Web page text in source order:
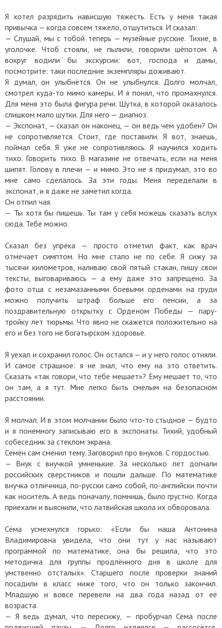
Я хотел разрядить нависшую тяжесть. Есть у меня такая
привычка — когда совсем тяжело, отшутиться. И сказал:
— Слушай, мы с тобой теперь — музейные русские. Тихие, в
уголочке. Чтоб стояли, не пылили, говорили шёпотом. А
вокруг водили бы экскурсии: вот, господа и дамы,
посмотрите: таки последние экземпляры доживают.
Я думал, он улыбнётся. Он не улыбнулся. Долго молчал,
смотрел куда-то мимо камеры. И я понял, что промахнулся.
Для меня это была фигура речи. Шутка, в которой оказалось
слишком мало шутки. Для него — диагноз.
— Экспонат, — сказал он наконец, — он ведь чем удобен? Он
не сопротивляется. Стоит, где поставили. Я вот, знаешь,
поймал себя. Я уже не сопротивляюсь. Я научился ходить
тихо. Говорить тихо. В магазине не отвечать, если на меня
шипят. Голову в плечи — и мимо. Это не я придумал, это во
мне само сделалось. За эти годы. Меня переделали в
экспонат, и я даже не заметил когда.
Он отпил чая.
— Ты хотя бы пишешь. Ты там у себя можешь сказать вслух
сюда. Тебе можно.
Сказал без упрёка — просто отметил факт, как врач
отмечает симптом. Но мне стало не по себе. Я сижу за
тысячи километров, наливаю свой пятый стакан, пишу свои
тексты, выговариваюсь — а ему даже это запрещено. За
фото отца с незамазанными боевыми орденами на груди
можно получить штраф больше его пенсии, а за
поздравительную открытку с Орденом Победы — пару-
тройку лет тюрьмы. Что явно не скажется положительно на
его и без того не богатырском здоровье.
Я уехал и сохранил голос. Он остался — и у него голос отняли.
И самое страшное: я не знал, что ему на это ответить.
Сказать «так говори, что тебе мешает»? Ему мешает то, что
он там, а я тут. Мне легко быть смелым на безопасном
расстоянии.
Я молчал. И в этом молчании было что-то стыдное — будто
и я понемногу записываю его в экспонаты. Тихий, удобный
собеседник за стеклом экрана.
Семён сам сменил тему. Заговорил про внуков. С гордостью.
— Внук с внучкой умненькие. За несколько лет догнали
российских сверстников и пошли дальше. По математике
внучка отличница, по-русски само собой, по-английски почти
как носитель. А ведь поначалу, помнишь, было грустно. Когда
приехали и выяснили, что латвийская школа их обворовала.
Сёма усмехнулся горько: «Если бы наша Антонина
Владимировна увидела, что они тут у нас называют
программой по математике, она бы решила, что это
методичка для группы продлённого дня в школе для
умственно отсталых». Старшего после проверки знаний
посадили в класс ниже того, что он только закончил.
Младшую и вовсе перевели на два года назад от её
возраста.
— Я ведь думал, что пересижу, — пробурчал Сёма после